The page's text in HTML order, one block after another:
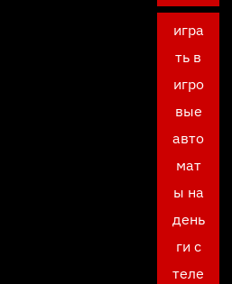
игра
ть в
игро
вые
авто
мат
ы на
день
ги с
теле